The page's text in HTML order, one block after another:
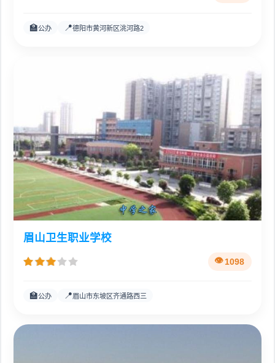
🏫公办 📍德阳市黄河新区洮河路2
眉山卫生职业学校
1098
🏫公办 📍眉山市东坡区齐通路西三